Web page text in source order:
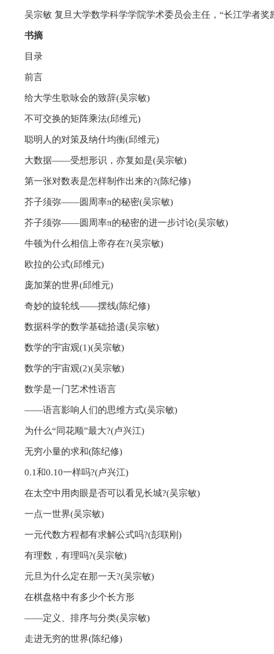
吴宗敏 复旦大学数学科学学院学术委员会主任，“长江学者奖
书摘
目录
前言
给大学生歌咏会的致辞(吴宗敏)
不可交换的矩阵乘法(邱维元)
聪明人的对策及纳什均衡(邱维元)
大数据——受想形识，亦复如是(吴宗敏)
第一张对数表是怎样制作出来的?(陈纪修)
芥子须弥——圆周率π的秘密(吴宗敏)
芥子须弥——圆周率π的秘密的进一步讨论(吴宗敏)
牛顿为什么相信上帝存在?(吴宗敏)
欧拉的公式(邱维元)
庞加莱的世界(邱维元)
奇妙的旋轮线——摆线(陈纪修)
数据科学的数学基础拾遗(吴宗敏)
数学的宇宙观(1)(吴宗敏)
数学的宇宙观(2)(吴宗敏)
数学是一门艺术性语言
——语言影响人们的思维方式(吴宗敏)
为什么“同花顺”最大?(卢兴江)
无穷小量的求和(陈纪修)
0.1和0.10一样吗?(卢兴江)
在太空中用肉眼是否可以看见长城?(吴宗敏)
一点一世界(吴宗敏)
一元代数方程都有求解公式吗?(彭联刚)
有理数，有理吗?(吴宗敏)
元旦为什么定在那一天?(吴宗敏)
在棋盘格中有多少个长方形
——定义、排序与分类(吴宗敏)
走进无穷的世界(陈纪修)